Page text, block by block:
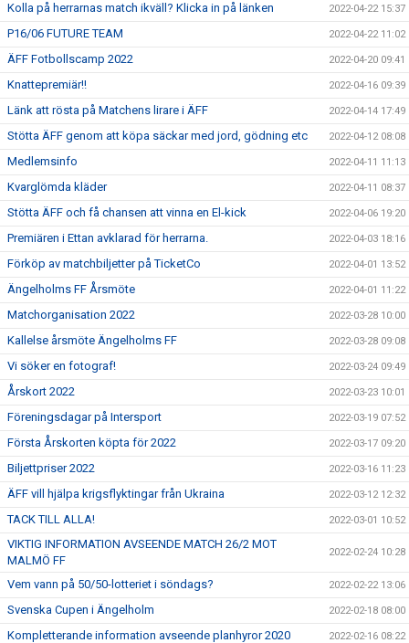
Kolla på herrarnas match ikväll? Klicka in på länken 2022-04-22 15:37
P16/06 FUTURE TEAM 2022-04-22 11:02
ÄFF Fotbollscamp 2022 2022-04-20 09:41
Knattepremiär!! 2022-04-16 09:39
Länk att rösta på Matchens lirare i ÄFF 2022-04-14 17:49
Stötta ÄFF genom att köpa säckar med jord, gödning etc 2022-04-12 08:08
Medlemsinfo 2022-04-11 11:13
Kvarglömda kläder 2022-04-11 08:37
Stötta ÄFF och få chansen att vinna en El-kick 2022-04-06 19:20
Premiären i Ettan avklarad för herrarna. 2022-04-03 18:16
Förköp av matchbiljetter på TicketCo 2022-04-01 13:52
Ängelholms FF Årsmöte 2022-04-01 11:22
Matchorganisation 2022 2022-03-28 10:00
Kallelse årsmöte Ängelholms FF 2022-03-28 09:08
Vi söker en fotograf! 2022-03-24 09:49
Årskort 2022 2022-03-23 10:01
Föreningsdagar på Intersport 2022-03-19 07:52
Första Årskorten köpta för 2022 2022-03-17 09:20
Biljettpriser 2022 2022-03-16 11:23
ÄFF vill hjälpa krigsflyktingar från Ukraina 2022-03-12 12:32
TACK TILL ALLA! 2022-03-01 10:52
VIKTIG INFORMATION AVSEENDE MATCH 26/2 MOT
MALMÖ FF
2022-02-24 10:28
Vem vann på 50/50-lotteriet i söndags? 2022-02-22 13:06
Svenska Cupen i Ängelholm 2022-02-18 08:00
Kompletterande information avseende planhyror 2020 2022-02-16 08:22